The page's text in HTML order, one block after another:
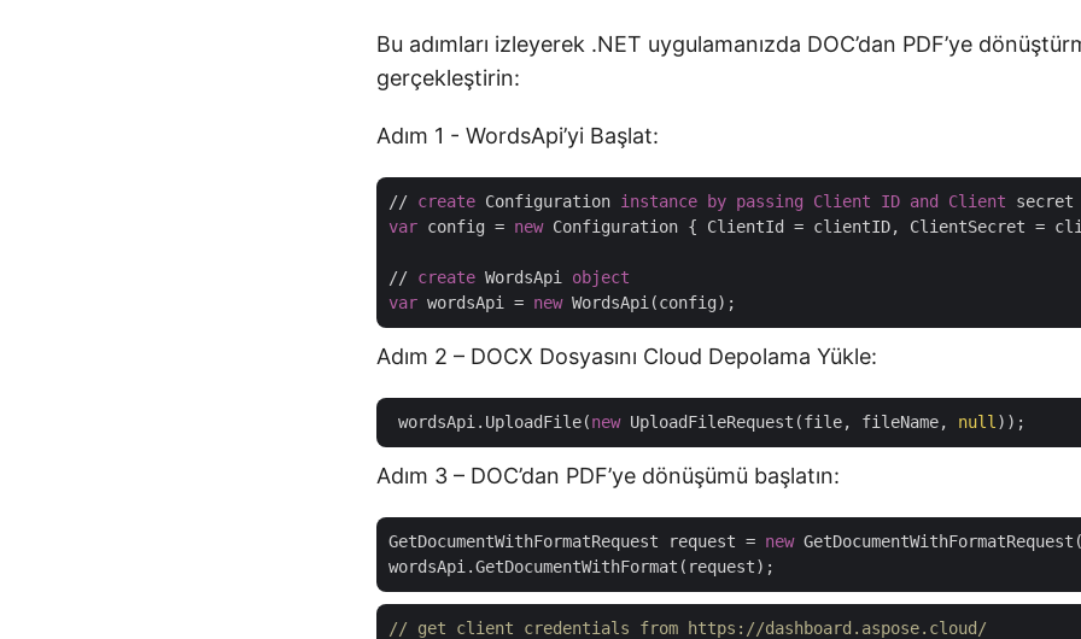
Bu adımları izleyerek .NET uygulamanızda DOC’dan PDF’ye
gerçekleştirin:
Adım 1 - WordsApi’yi Başlat:
// create Configuration instance by passing Client ID and Client
var config = new Configuration { ClientId = clientID, ClientSecret =
// create WordsApi object
var wordsApi = new
Adım 2 – DOCX Dosyasını Cloud Depolama Yükle:
wordsApi.UploadFile(new UploadFileRequest(file, fileName, null
Adım 3 – DOC’dan PDF’ye dönüşümü başlatın:
GetDocumentWithFormatRequest request = new
// get client credentials from https://dashboard.aspose.cloud/